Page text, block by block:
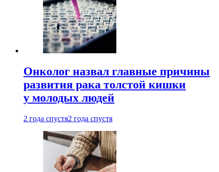
Онколог назвал главные причины
развития рака толстой кишки
у молодых людей
2 года спустя2 года спустя